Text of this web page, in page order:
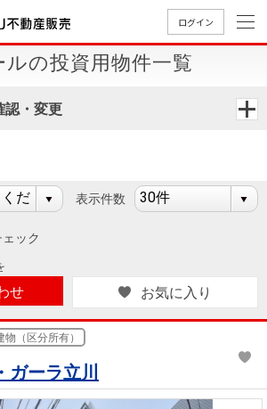
ログイン
新
築・
建て
売
却
案内（名
古屋）
店舗のご
案内（関
要
MUFG
Way
組織図
採用情報
方
の投資用物件一覧
認・変更
表示件数
ック
せ お気に入り
物（区分所有）
ガーラ立川